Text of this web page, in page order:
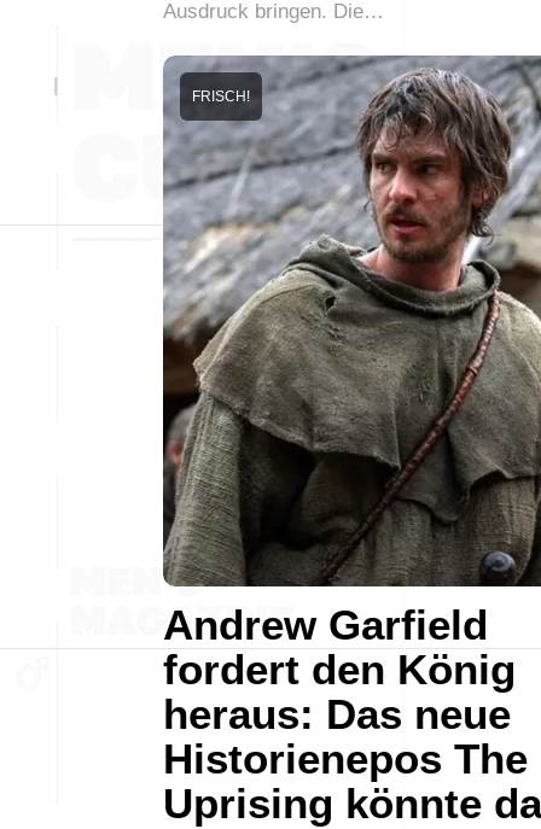
Ausdruck bringen. Die…
Andrew Garfield
fordert den König
heraus: Das neue
Historienepos The
Uprising könnte
FRISCH!